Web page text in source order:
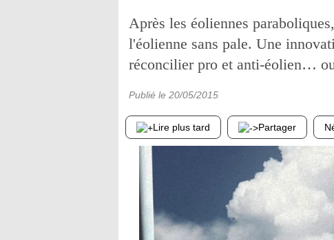
Après les éoliennes
l'éolienne sans pale. Une
réconcilier pro et anti-éolien…
Publié le 20/05/2015
Lire plus tard Partager